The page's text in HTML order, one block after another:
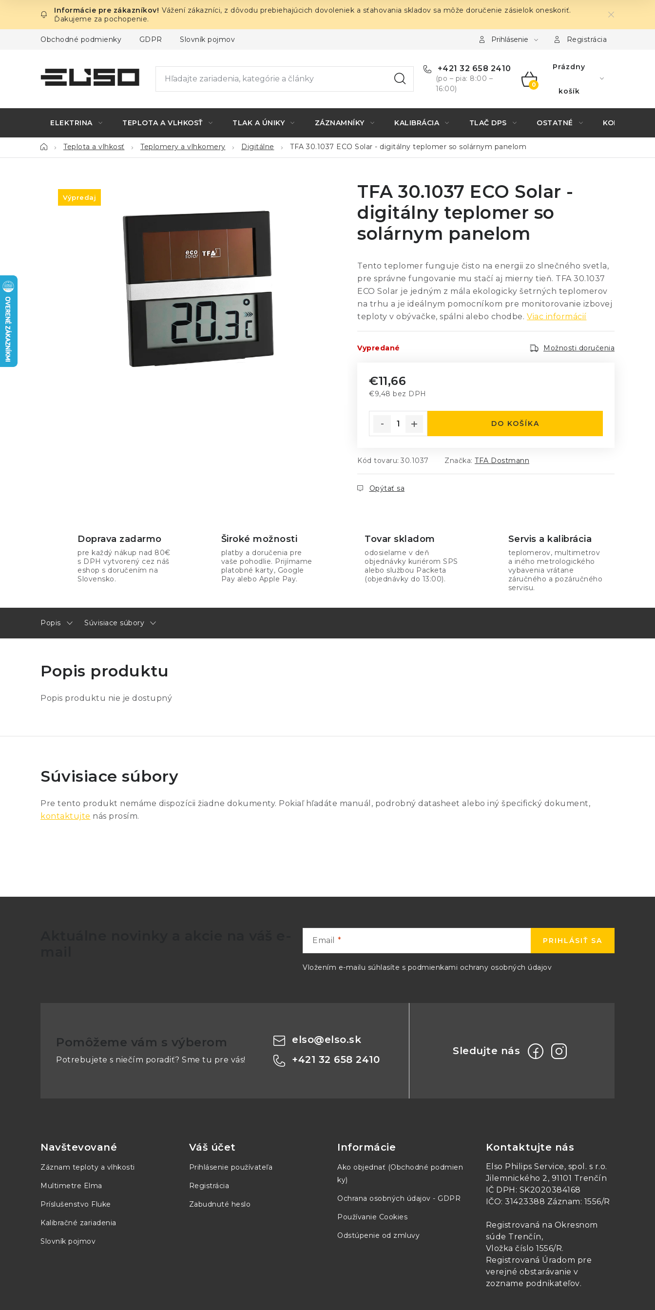
obsah
Vážení zákazníci, z dôvodu prebiehajúcich dovoleniek a sťahovania skladov sa môže doručenie zásielok oneskoriť.
Ďakujeme za pochopenie.
Obchodné podmienky GDPR Slovník pojmov Prihlásenie Registrácia
+421 32 658 2410
(po – pia: 8:00 –
16:00)
NÁKUPNÝ
Prázdny
košík
ELEKTRINA TEPLOTA A VLHKOSŤ TLAK A ÚNIKY ZÁZNAMNÍKY KALIBRÁCIA TLAČ DPS OSTATNÉ KONTAKTY
DomovTeplota a vlhkosť Teplomery a vlhkomery Digitálne TFA 30.1037 ECO Solar - digitálny teplomer so solárnym panelom
TFA 30.1037 ECO Solar -
digitálny teplomer so
solárnym panelom
Tento teplomer funguje čisto na energii zo slnečného svetla,
pre správne fungovanie mu stačí aj mierny tieň. TFA 30.1037
ECO Solar je jedným z mála ekologicky šetrných teplomerov
na trhu a je ideálnym pomocníkom pre monitorovanie izbovej
teploty v obývačke, spálni alebo chodbe. Viac informácií
Vypredané Možnosti doručenia
€11,66
€9,48 bez DPH
DO KOŠÍKA
Kód tovaru: 30.1037 Značka: TFA Dostmann
Opýtať sa
Výpredaj
Doprava zadarmo
pre každý nákup nad 80€
s DPH vytvorený cez náš
eshop s doručením na
Slovensko.
Široké možnosti
platby a doručenia pre
vaše pohodlie. Prijímame
platobné karty, Google
Pay alebo Apple Pay.
Tovar skladom
odosielame v deň
objednávky kuriérom SPS
alebo službou Packeta
(objednávky do 13:00).
Servis a kalibrácia
teplomerov, multimetrov
a iného metrologického
vybavenia vrátane
záručného a pozáručného
servisu.
Popis Súvisiace súbory
Popis produktu
Popis produktu nie je dostupný
Súvisiace súbory
Pre tento produkt nemáme dispozícii žiadne dokumenty. Pokiaľ hľadáte manuál, podrobný datasheet alebo iný špecifický dokument,
kontaktujte nás prosím.
Email
Vložením e-mailu súhlasíte s podmienkami ochrany osobných údajov
PRIHLÁSIŤ SA
Pomôžeme vám s výberom
Potrebujete s niečím poradiť? Sme tu pre vás!
elso@elso.sk
+421 32 658 2410
Navštevované
Záznam teploty a vlhkosti
Multimetre Elma
Príslušenstvo Fluke
Kalibračné zariadenia
Slovník pojmov
Váš účet
Prihlásenie používateľa
Registrácia
Zabudnuté heslo
Informácie
Ako objednať (Obchodné podmien
ky)
Ochrana osobných údajov - GDPR
Používanie Cookies
Odstúpenie od zmluvy
Kontaktujte nás
Elso Philips Service, spol. s r.o.
Jilemnického 2, 91101 Trenčín
IČ DPH: SK2020384168
IČO: 31423388 Záznam: 1556/R
Registrovaná na Okresnom
súde Trenčín,
Vložka číslo 1556/R.
Registrovaná Úradom pre
verejné obstarávanie v
zozname podnikateľov.